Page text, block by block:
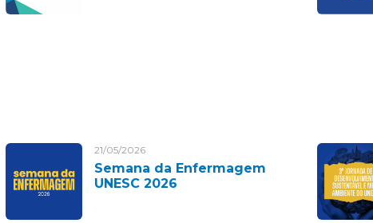
21/05/2026
Semana da Enfermagem
UNESC 2026